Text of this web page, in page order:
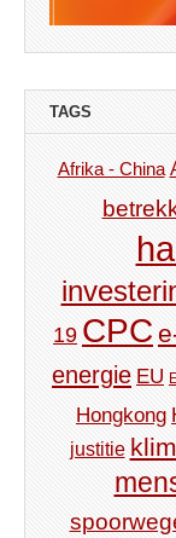
TAGS
Afrika - China
19 CPC
energie EU
Hongkong
justitie